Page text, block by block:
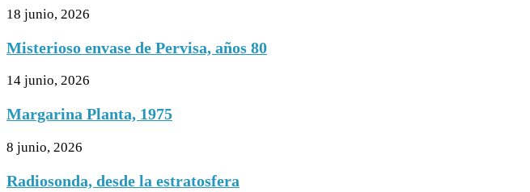
18 junio, 2026
Misterioso envase de Pervisa, años 80
14 junio, 2026
Margarina Planta, 1975
8 junio, 2026
Radiosonda, desde la estratosfera